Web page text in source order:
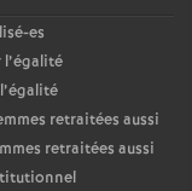
es
retraitées aussi
retraitées aussi